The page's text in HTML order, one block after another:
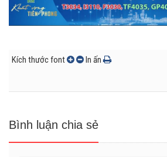
Kích thước font In ấn
Bình luận chia sẻ